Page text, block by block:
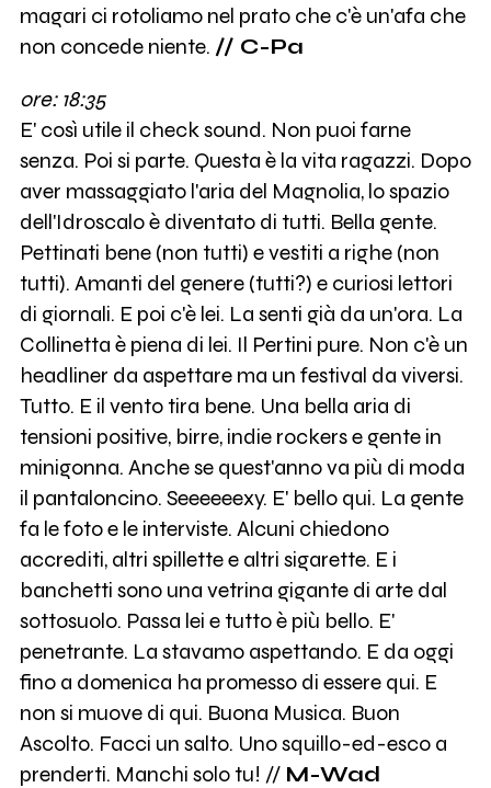
magari ci rotoliamo nel prato che c'è un'afa che
non concede niente. // C-Pa
ore: 18:35
E' così utile il check sound. Non puoi farne
senza. Poi si parte. Questa è la vita ragazzi. Dopo
aver massaggiato l'aria del Magnolia, lo spazio
dell'Idroscalo è diventato di tutti. Bella gente.
Pettinati bene (non tutti) e vestiti a righe (non
tutti). Amanti del genere (tutti?) e curiosi lettori
di giornali. E poi c'è lei. La senti già da un'ora. La
Collinetta è piena di lei. Il Pertini pure. Non c'è un
headliner da aspettare ma un festival da viversi.
Tutto. E il vento tira bene. Una bella aria di
tensioni positive, birre, indie rockers e gente in
minigonna. Anche se quest'anno va più di moda
il pantaloncino. Seeeeeexy. E' bello qui. La gente
fa le foto e le interviste. Alcuni chiedono
accrediti, altri spillette e altri sigarette. E i
banchetti sono una vetrina gigante di arte dal
sottosuolo. Passa lei e tutto è più bello. E'
penetrante. La stavamo aspettando. E da oggi
fino a domenica ha promesso di essere qui. E
non si muove di qui. Buona Musica. Buon
Ascolto. Facci un salto. Uno squillo-ed-esco a
prenderti. Manchi solo tu! // M-Wad